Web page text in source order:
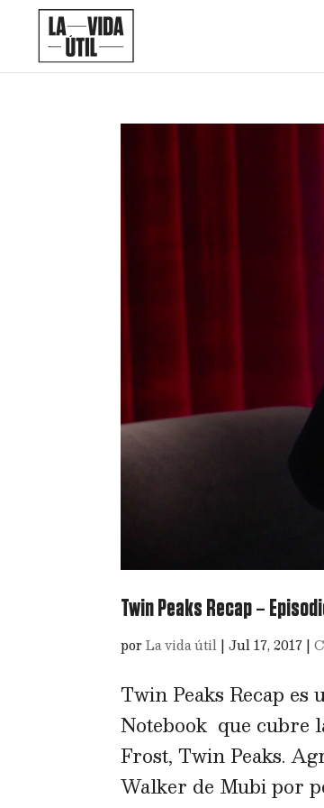
Twin Peaks Recap –
porLa vida útil |Jul 17, 2017 |
Twin Peaks Recap
Notebook que cubre
Frost, Twin Peaks.
Walker de Mubi por